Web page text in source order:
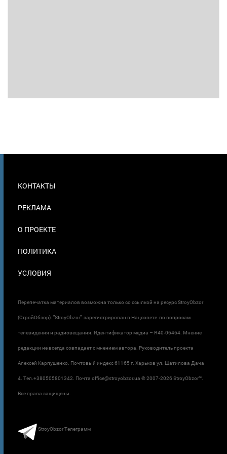
В
КОНТАКТЫ
РЕКЛАМА
О ПРОЕКТЕ
ПОЛИТИКА
УСЛОВИЯ
Перепечатка материалов возможна только со ссылкой на ресурс StroyObzor
(СтройОбзор). "StroyObzor" зарегистрирован в Нацсовете по вопросам
телевидения и радиовещания. Идентификатор медиа – R40-06464. Мнение
редакции не всегда совпадает с мнением автора. Руководитель проекта
Алексей Карпушенко. Почтовый индекс 61165 г. Харьков ул. Шатилова Дача
4. Тел.+380505801342. Почта office@stroyobzor.ua © 2007-2026 StroyObzor™.
Все права защищены.
StroyObzor Телеграмм